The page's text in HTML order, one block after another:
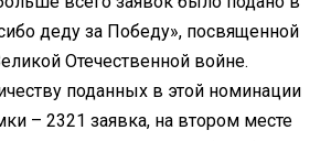
деду за Победу», посвященной
Отечественной войне.
поданных в этой номинации
– 2321 заявка, на втором месте